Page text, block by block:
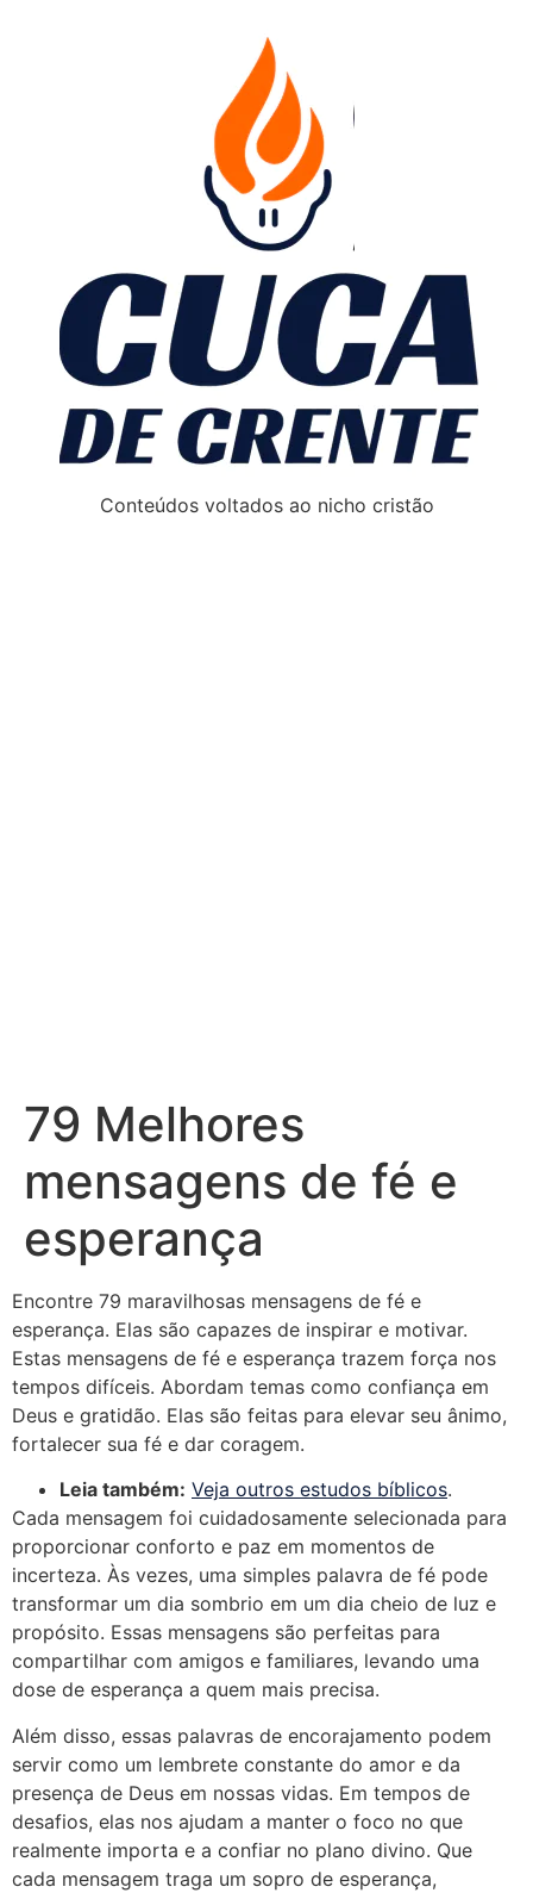
Conteúdos voltados ao nicho cristão
79 Melhores
mensagens de fé e
esperança
Encontre 79 maravilhosas mensagens de fé e
esperança. Elas são capazes de inspirar e motivar.
Estas mensagens de fé e esperança trazem força nos
tempos difíceis. Abordam temas como confiança em
Deus e gratidão. Elas são feitas para elevar seu ânimo,
fortalecer sua fé e dar coragem.
Leia também: Veja outros estudos bíblicos.
Cada mensagem foi cuidadosamente selecionada para
proporcionar conforto e paz em momentos de
incerteza. Às vezes, uma simples palavra de fé pode
transformar um dia sombrio em um dia cheio de luz e
propósito. Essas mensagens são perfeitas para
compartilhar com amigos e familiares, levando uma
dose de esperança a quem mais precisa.
Além disso, essas palavras de encorajamento podem
servir como um lembrete constante do amor e da
presença de Deus em nossas vidas. Em tempos de
desafios, elas nos ajudam a manter o foco no que
realmente importa e a confiar no plano divino. Que
cada mensagem traga um sopro de esperança,